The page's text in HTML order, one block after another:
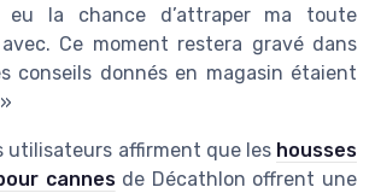
eu la chance d’attraper ma toute
Ce moment restera gravé dans
conseils donnés en magasin étaient
utilisateurs affirment que les housses
cannesde Décathlon offrent une